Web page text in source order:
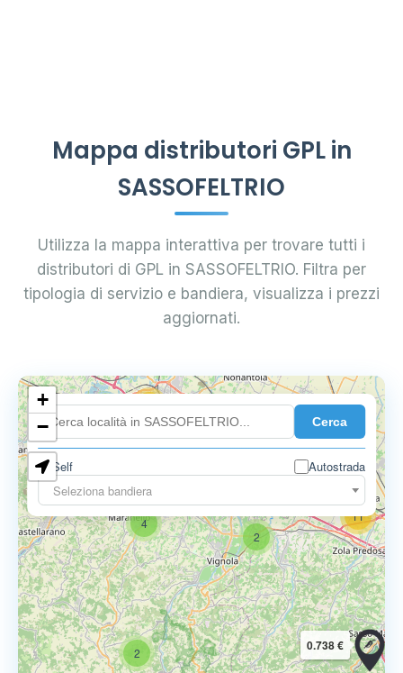
Mappa distributori GPL in
SASSOFELTRIO
Utilizza la mappa interattiva per trovare tutti i
distributori di GPL in SASSOFELTRIO. Filtra per
tipologia di servizio e bandiera, visualizza i prezzi
aggiornati.
Cerca
Self
Autostrada
Seleziona bandiera
2
4
11
18
9
2
11
0.738 €
+
−